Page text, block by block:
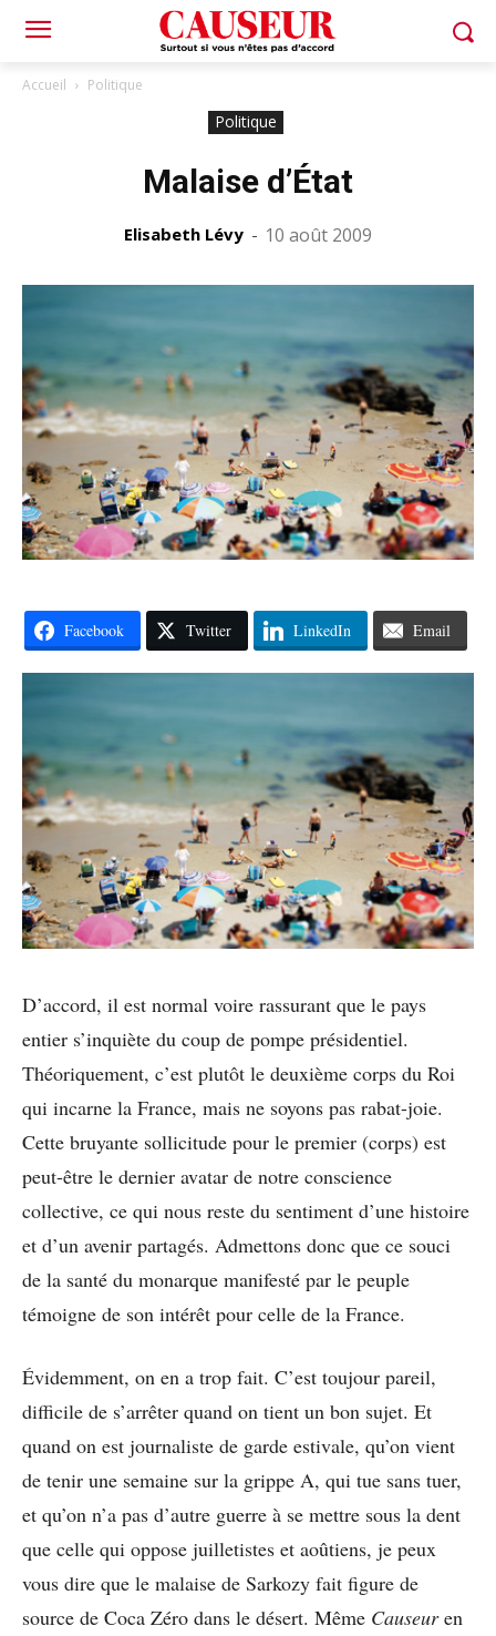
Accueil Politique
Politique
Malaise d’État
Elisabeth Lévy - 10 août 2009
Facebook Twitter LinkedIn Email
D’accord, il est normal voire rassurant que le pays
entier s’inquiète du coup de pompe présidentiel.
Théoriquement, c’est plutôt le deuxième corps du Roi
qui incarne la France, mais ne soyons pas rabat-joie.
Cette bruyante sollicitude pour le premier (corps) est
peut-être le dernier avatar de notre conscience
collective, ce qui nous reste du sentiment d’une histoire
et d’un avenir partagés. Admettons donc que ce souci
de la santé du monarque manifesté par le peuple
témoigne de son intérêt pour celle de la France.
Évidemment, on en a trop fait. C’est toujour pareil,
difficile de s’arrêter quand on tient un bon sujet. Et
quand on est journaliste de garde estivale, qu’on vient
de tenir une semaine sur la grippe A, qui tue sans tuer,
et qu’on n’a pas d’autre guerre à se mettre sous la dent
que celle qui oppose juilletistes et aoûtiens, je peux
vous dire que le malaise de Sarkozy fait figure de
source de Coca Zéro dans le désert. Même Causeuren